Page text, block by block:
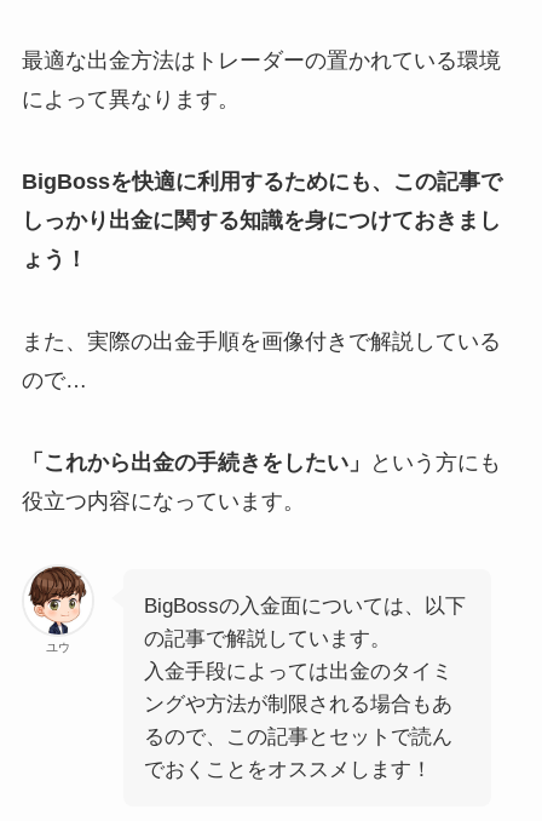
最適な出金方法はトレーダーの置かれている環境
によって異なります。
BigBossを快適に利用するためにも、この記事で
しっかり出金に関する知識を身につけておきまし
ょう！
また、実際の出金手順を画像付きで解説している
ので…
「これから出金の手続きをしたい」
という方にも
役立つ内容になっています。
ユウ
BigBossの入金面については、以下
の記事で解説しています。
入金手段によっては出金のタイミ
ングや方法が制限される場合もあ
るので、この記事とセットで読ん
でおくことをオススメします！